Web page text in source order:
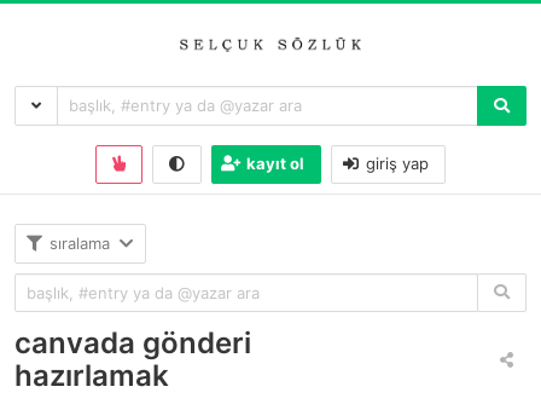
kayıt ol giriş yap
sıralama
canvada gönderi
hazırlamak